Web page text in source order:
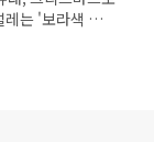
레는 '보라색 촛